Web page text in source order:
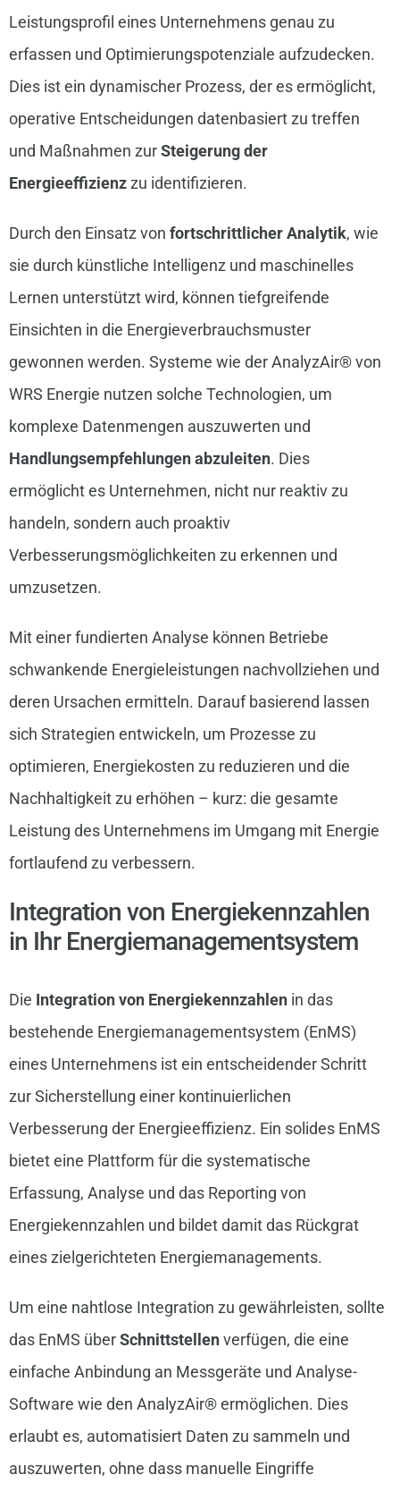
Leistungsprofil eines Unternehmens genau zu
erfassen und Optimierungspotenziale aufzudecken.
Dies ist ein dynamischer Prozess, der es ermöglicht,
operative Entscheidungen datenbasiert zu treffen
und Maßnahmen zurSteigerung der
Energieeffizienzzu identifizieren.
Durch den Einsatz von fortschrittlicher Analytik, wie
sie durch künstliche Intelligenz und maschinelles
Lernen unterstützt wird, können tiefgreifende
Einsichten in die Energieverbrauchsmuster
gewonnen werden. Systeme wie der AnalyzAir® von
WRS Energie nutzen solche Technologien, um
komplexe Datenmengen auszuwerten und
Handlungsempfehlungen abzuleiten. Dies
ermöglicht es Unternehmen, nicht nur reaktiv zu
handeln, sondern auch proaktiv
Verbesserungsmöglichkeiten zu erkennen und
umzusetzen.
Mit einer fundierten Analyse können Betriebe
schwankende Energieleistungen nachvollziehen und
deren Ursachen ermitteln. Darauf basierend lassen
sich Strategien entwickeln, um Prozesse zu
optimieren, Energiekosten zu reduzieren und die
Nachhaltigkeit zu erhöhen – kurz: die gesamte
Leistung des Unternehmens im Umgang mit Energie
fortlaufend zu verbessern.
Integration von Energiekennzahlen
in Ihr Energiemanagementsystem
Die Integration von Energiekennzahlenin das
bestehende Energiemanagementsystem (EnMS)
eines Unternehmens ist ein entscheidender Schritt
zur Sicherstellung einer kontinuierlichen
Verbesserung der Energieeffizienz. Ein solides EnMS
bietet eine Plattform für die systematische
Erfassung, Analyse und das Reporting von
Energiekennzahlen und bildet damit das Rückgrat
eines zielgerichteten Energiemanagements.
Um eine nahtlose Integration zu gewährleisten, sollte
das EnMS überSchnittstellenverfügen, die eine
einfache Anbindung an Messgeräte und Analyse-
Software wie den AnalyzAir® ermöglichen. Dies
erlaubt es, automatisiert Daten zu sammeln und
auszuwerten, ohne dass manuelle Eingriffe